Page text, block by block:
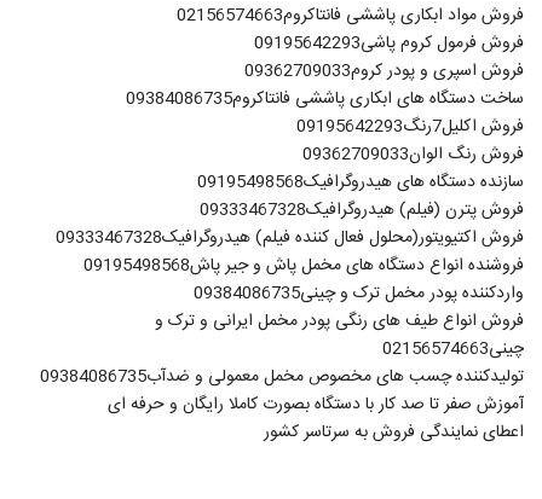
فروش مواد ابکاری پاششی فانتاکروم02156574663
فروش فرمول کروم پاشی09195642293
فروش اسپری و پودر کروم09362709033
ساخت دستگاه های ابکاری پاششی فانتاکروم09384086735
فروش اکلیل7رنگ09195642293
فروش رنگ الوان09362709033
سازنده دستگاه های هیدروگرافیک09195498568
فروش پترن (فیلم) هیدروگرافیک09333467328
فروش اکتیویتور(محلول فعال کننده فیلم) هیدروگرافیک09333467328
فروشنده انواع دستگاه های مخمل پاش و جیر پاش09195498568
واردکننده پودر مخمل ترک و چینی09384086735
فروش انواع طیف های رنگی پودر مخمل ایرانی و ترک و
چینی02156574663
تولیدکننده چسب های مخصوص مخمل معمولی و ضدآب09384086735
آموزش صفر تا صد کار با دستگاه بصورت کاملا رایگان و حرفه ای
اعطای نمایندگی فروش به سرتاسر کشور